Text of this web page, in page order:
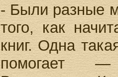
- Были разные
того, как
книг. Одна
помогает